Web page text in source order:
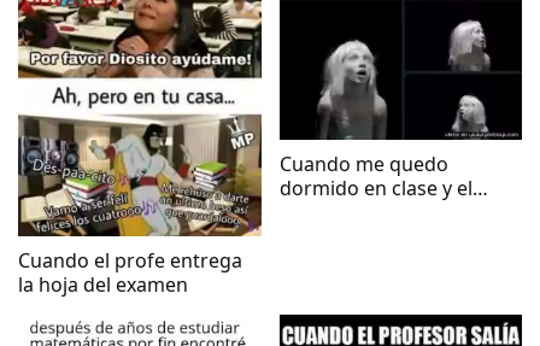
Cuando el profe entrega
la hoja del examen
Cuando me quedo
dormido en clase y el